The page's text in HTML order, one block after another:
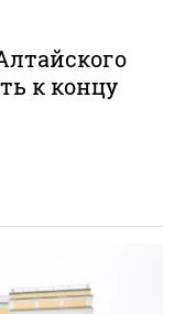
к концу